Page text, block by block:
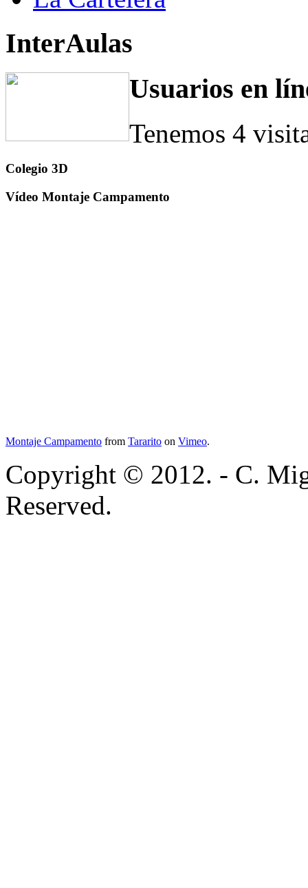
InterAulas
Usuarios en
Tenemos 4
Colegio 3D
Vídeo Montaje Campamento
Montaje Campamento from Tararito on Vimeo.
Copyright © 2012. - C.
Reserved.